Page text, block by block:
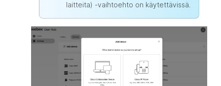
laitteita) -vaihtoehto on käytettävissä.